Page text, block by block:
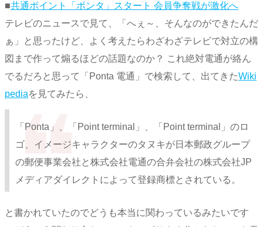
■共通ポイント「ポンタ」スタート 会員争奪戦が激化へ
テレビのニュースで見て、「へぇ～、そんなのができたんだ
ぁ」と思ったけど、よく考えたらわざわざテレビで対立の構
図まで作って煽るほどの話題なのか？ これ絶対電通が絡ん
でるだろと思って「Ponta 電通」で検索して、出てきたWiki
pediaを見てみたら、
「Ponta」、「Point terminal」、「Point terminal」のロ
ゴ、イメージキャラクターのタヌキが日本郵政グループ
の郵便事業会社と株式会社電通の合弁会社の株式会社JP
メディアダイレクトによって登録商標とされている。
と書かれていたのでどうも本当に関わっているみたいです